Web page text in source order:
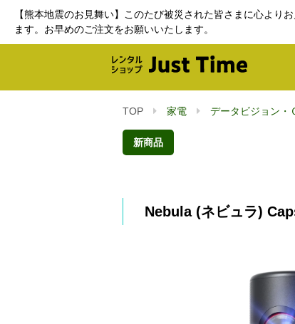
【熊本地震のお見舞い】このたび被災された皆さまに心よ
ます。お早めのご注文をお願いいたします。
TOP 家電 データビジョン・
新商品
Nebula (ネビュラ)